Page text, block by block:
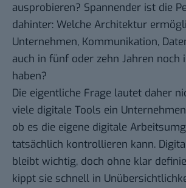
ausprobieren? Spannender ist die
dahinter: Welche Architektur
Unternehmen, Kommunikation,
auch in fünf oder zehn Jahren noch
haben?
Die eigentliche Frage lautet daher
viele digitale Tools ein
ob es die eigene digitale
tatsächlich kontrollieren kann.
bleibt wichtig, doch ohne klar
kippt sie schnell in